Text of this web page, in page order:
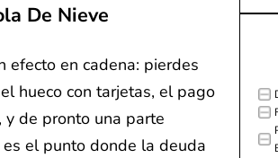
De Nieve
efecto en cadena: pierdes
hueco con tarjetas, el pago
y de pronto una parte
el punto donde la deuda